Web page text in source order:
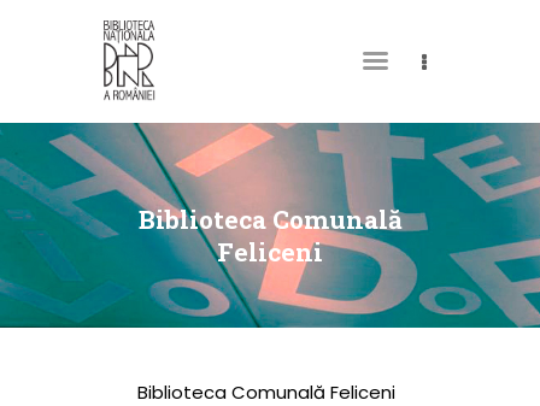
Biblioteca Comunală
Feliceni
DESPRE NOI
PERMISUL MEU DE
BIBLIOTECĂ
CATALOAGE ȘI
COLECȚII
Biblioteca Comunală Feliceni